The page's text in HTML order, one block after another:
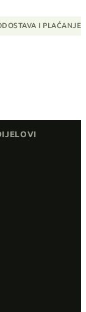
DOSTAVA I PLAĆANJE